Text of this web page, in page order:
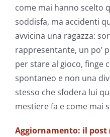
come mai hanno scelto
soddisfa, ma accidenti
avvicina una ragazza:
rappresentante, un po’
per stare al gioco, finge
spontaneo e non una
stesso che sfodera lui
mestiere fa e come mai
Aggiornamento: il post